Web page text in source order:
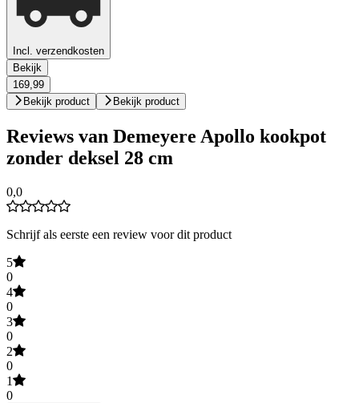
Incl. verzendkosten
Bekijk
169,99
Bekijk product
Bekijk product
Reviews van Demeyere Apollo kookpot
zonder deksel 28 cm
0,0
Schrijf als eerste een review voor dit product
5
0
4
0
3
0
2
0
1
0